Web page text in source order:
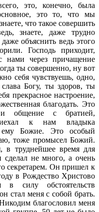
это, конечно, была
это то, что мы
что такое совершить
знаете, даже трудно
объяснить ведь этого
Господь приходит,
нами через причащение
ты совершенно, ну вот
себя чувствуешь, одно,
Богу, ты здоров, ты
прекрасное настроение,
благодать. Это
общение с братией,
к нам владыка
ему Божие. Это особый
тоже промысел Божий.
в труднейшее время для
не много, а очень
секретарем. Он пришел к
в Рождество Христово
в силу обстоятельств
стал меня с собой брать.
благословил меня